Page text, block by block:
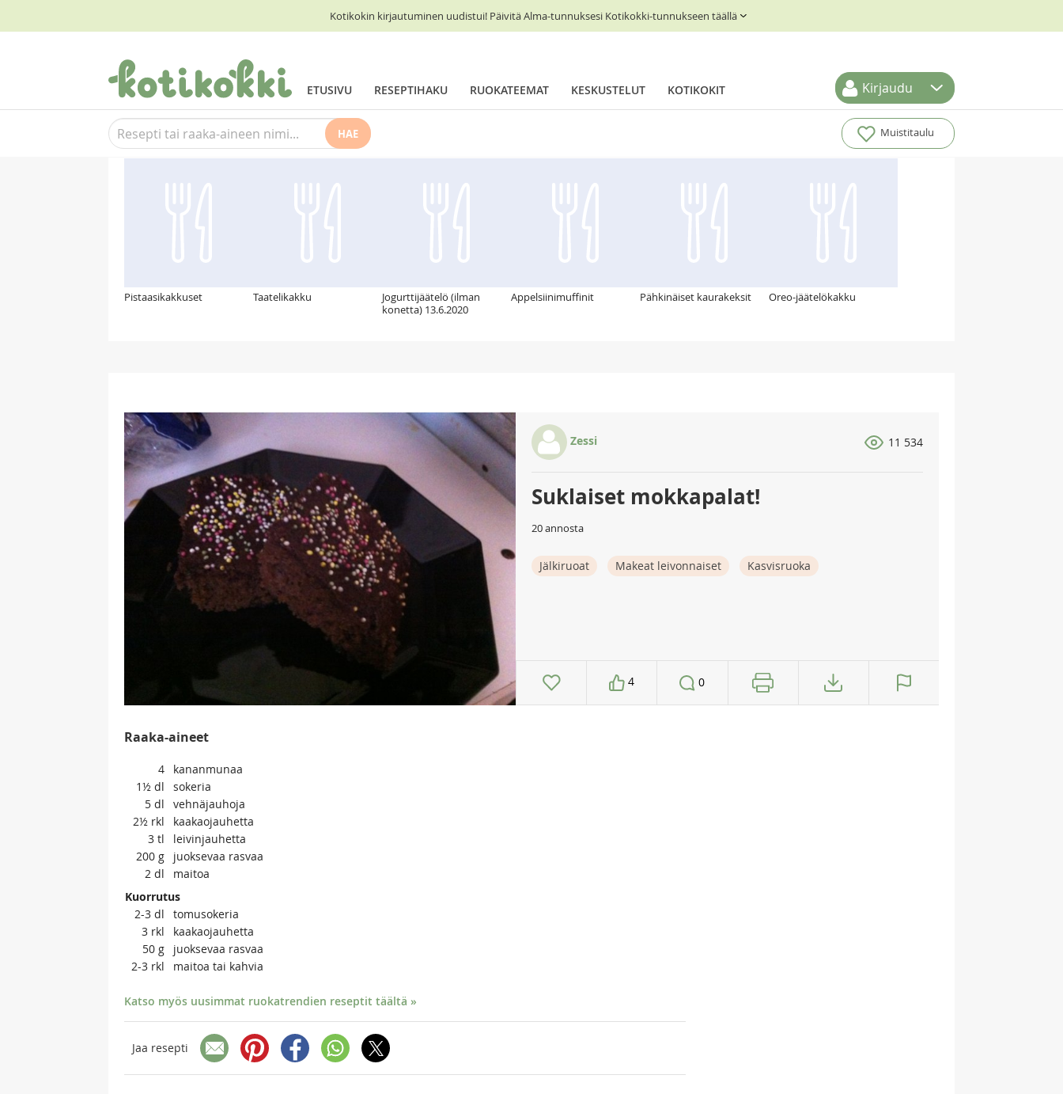
Kotikokin kirjautuminen uudistui! Päivitä Alma-tunnuksesi Kotikokki-tunnukseen täällä
ETUSIVU RESEPTIHAKU RUOKATEEMAT KESKUSTELUT KOTIKOKIT Kirjaudu
HAE Muistitaulu
Suosittelemme myös
Pistaasikakkuset Taatelikakku
Jogurttijäätelö (ilman
konetta) 13.6.2020
Appelsiinimuffinit Pähkinäiset kaurakeksit Oreo-jäätelökakku
Zessi 11 534
Suklaiset mokkapalat!
20 annosta
Jälkiruoat Makeat leivonnaiset Kasvisruoka
4 0
Raaka-aineet
4
kananmunaa
1½ dl
sokeria
5 dl
vehnäjauhoja
2½ rkl
kaakaojauhetta
3 tl
leivinjauhetta
200 g
juoksevaa rasvaa
2 dl
maitoa
Kuorrutus
2-3 dl
tomusokeria
3 rkl
kaakaojauhetta
50 g
juoksevaa rasvaa
2-3 rkl maitoa tai kahvia
Katso myös uusimmat ruokatrendien reseptit täältä »
Jaa resepti